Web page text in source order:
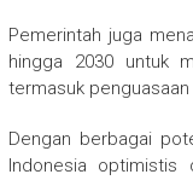
Pemerintah juga
hingga 2030 untuk
termasuk
Dengan berbagai
Indonesia